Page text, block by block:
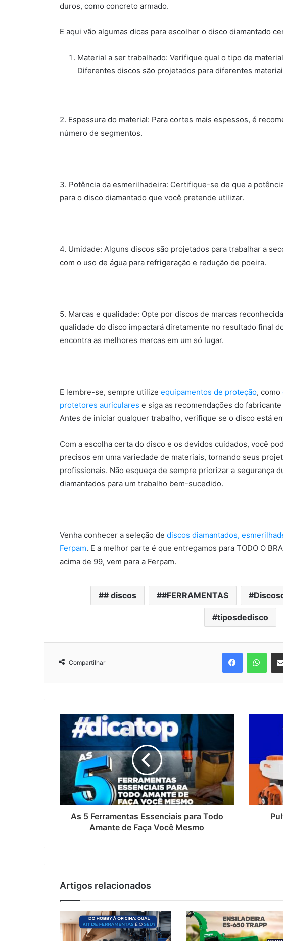
duros, como concreto armado.
E aqui vão algumas dicas para escolher o disco diamantado
Material a ser trabalhado: Verifique qual o tipo de
Diferentes discos são projetados para diferentes
2. Espessura do material: Para cortes mais espessos, é
número de segmentos.
3. Potência da esmerilhadeira: Certifique-se de que a
para o disco diamantado que você pretende utilizar.
4. Umidade: Alguns discos são projetados para trabalhar a
com o uso de água para refrigeração e redução de poeira.
5. Marcas e qualidade: Opte por discos de marcas
qualidade do disco impactará diretamente no resultado final
encontra as melhores marcas em um só lugar.
E lembre-se, sempre utilize equipamentos de proteção, como
protetores auriculares e siga as recomendações do
Antes de iniciar qualquer trabalho, verifique se o disco está
Com a escolha certa do disco e os devidos cuidados, você
precisos em uma variedade de materiais, tornando seus
profissionais. Não esqueça de sempre priorizar a segurança
diamantados para um trabalho bem-sucedido.
Venha conhecer a seleção de discos diamantados,
Ferpam. E a melhor parte é que entregamos para TODO O
acima de 99, vem para a Ferpam.
# discos #FERRAMENTAS
tiposdedisco
Compartilhar
Facebook WhatsApp
As 5 Ferramentas Essenciais para Todo
Amante de Faça Você Mesmo
Artigos relacionados